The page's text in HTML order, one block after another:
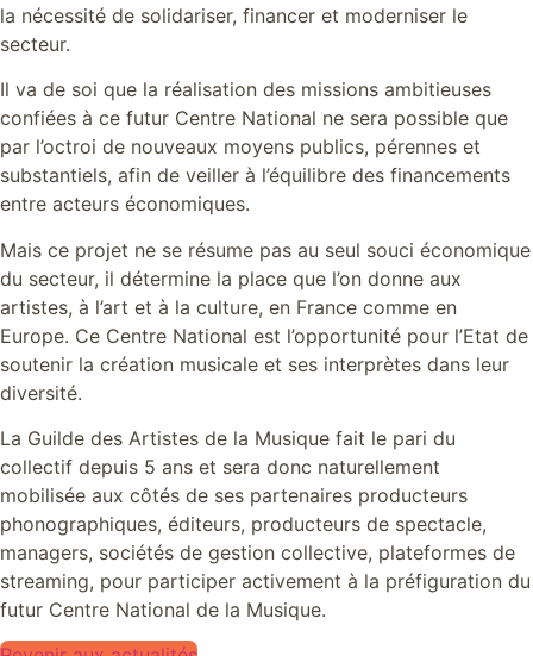
la nécessité de solidariser, financer et moderniser le
secteur.
Il va de soi que la réalisation des missions ambitieuses
confiées à ce futur Centre National ne sera possible que
par l’octroi de nouveaux moyens publics, pérennes et
substantiels, afin de veiller à l’équilibre des financements
entre acteurs économiques.
Mais ce projet ne se résume pas au seul souci économique
du secteur, il détermine la place que l’on donne aux
artistes, à l’art et à la culture, en France comme en
Europe. Ce Centre National est l’opportunité pour l’Etat de
soutenir la création musicale et ses interprètes dans leur
diversité.
La Guilde des Artistes de la Musique fait le pari du
collectif depuis 5 ans et sera donc naturellement
mobilisée aux côtés de ses partenaires producteurs
phonographiques, éditeurs, producteurs de spectacle,
managers, sociétés de gestion collective, plateformes de
streaming, pour participer activement à la préfiguration du
futur Centre National de la Musique.